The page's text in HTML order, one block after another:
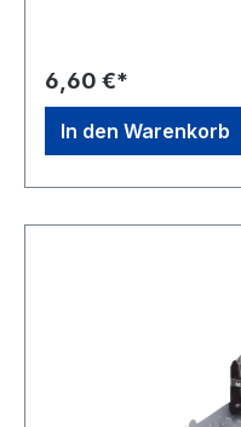
6,60 €*
In den Warenkorb